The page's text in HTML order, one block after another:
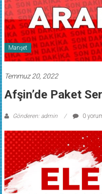
Manşet
Temmuz 20, 2022
Afşin’de Paket
Gönderen: admin 0